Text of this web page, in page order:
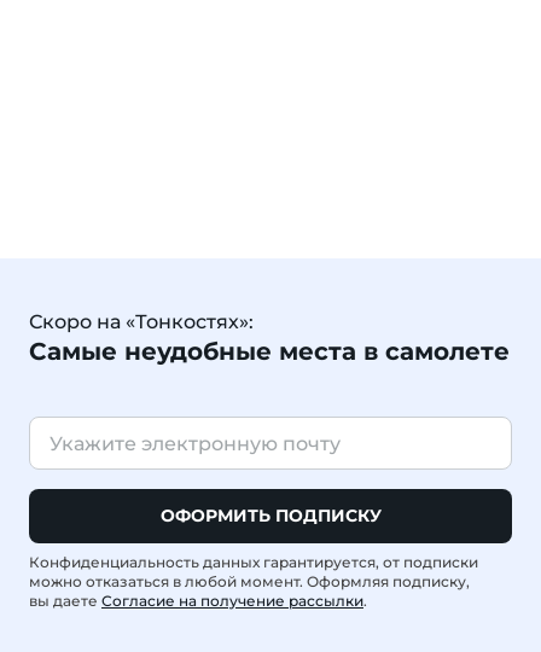
Скоро на «Тонкостях»:
Самые неудобные места в самолете
ОФОРМИТЬ ПОДПИСКУ
Конфиденциальность данных гарантируется, от подписки
можно отказаться в любой момент. Оформляя подписку,
вы даете Согласие на получение рассылки.